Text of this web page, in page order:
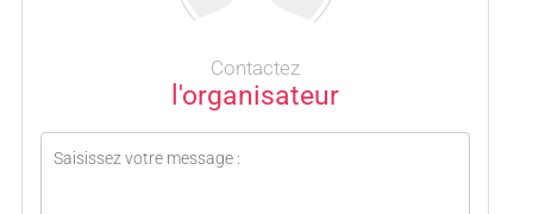
Contactez
l'organisateur